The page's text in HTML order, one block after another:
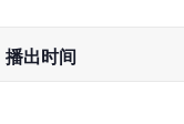
播出时间